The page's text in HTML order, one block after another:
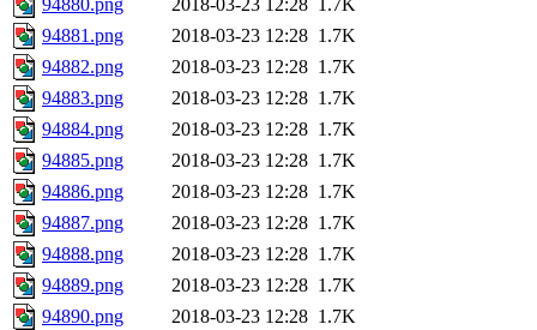
94880.png
2018-03-23 12:28 1.7K
94881.png
2018-03-23 12:28 1.7K
94882.png
2018-03-23 12:28 1.7K
94883.png
2018-03-23 12:28 1.7K
94884.png
2018-03-23 12:28 1.7K
94885.png
2018-03-23 12:28 1.7K
94886.png
2018-03-23 12:28 1.7K
94887.png
2018-03-23 12:28 1.7K
94888.png
2018-03-23 12:28 1.7K
94889.png
2018-03-23 12:28 1.7K
94890.png
2018-03-23 12:28 1.7K